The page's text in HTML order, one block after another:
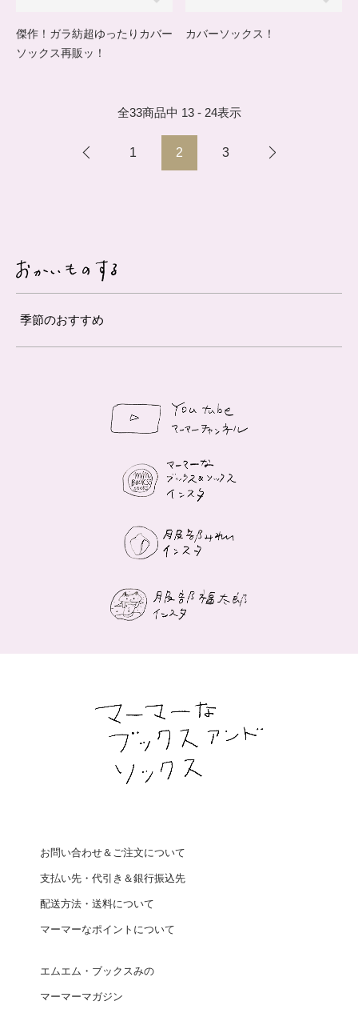
傑作！ガラ紡超ゆったりカバー
ソックス再販ッ！
カバーソックス！
全33商品中 13 - 24表示
1 2 3
季節のおすすめ
お問い合わせ＆ご注文について
支払い先・代引き＆銀行振込先
配送方法・送料について
マーマーなポイントについて
エムエム・ブックスみの
マーマーマガジン